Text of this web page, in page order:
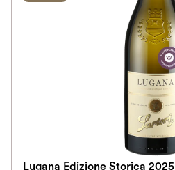
Lugana Edizione Storica 2025